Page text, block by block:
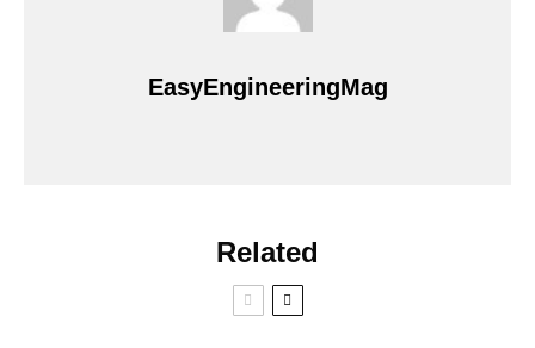
EasyEngineeringMag
Related